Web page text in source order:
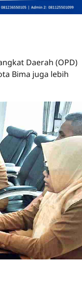
Daerah (OPD)
Bima juga lebih